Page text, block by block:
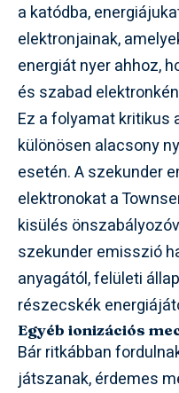
a katódba,
elektronjainak,
energiát nyer ahhoz,
és szabad
Ez a folyamat kritikus
különösen alacsony
esetén. A szekunder
elektronokat a
kisülés
szekunder emisszió
anyagától, felületi
részecskék
Egyéb ionizációs
Bár ritkábban
játszanak, érdemes